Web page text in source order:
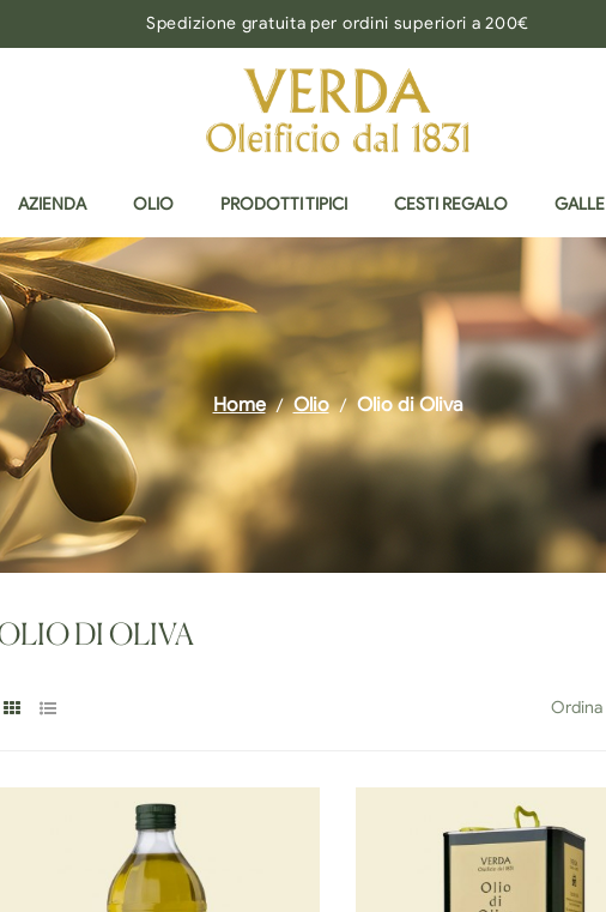
Spedizione gratuita per ordini superiori a 200€
AZIENDA OLIO PRODOTTI TIPICI CESTI REGALO
Home Olio Olio di Oliva
DI OLIVA
Ordina